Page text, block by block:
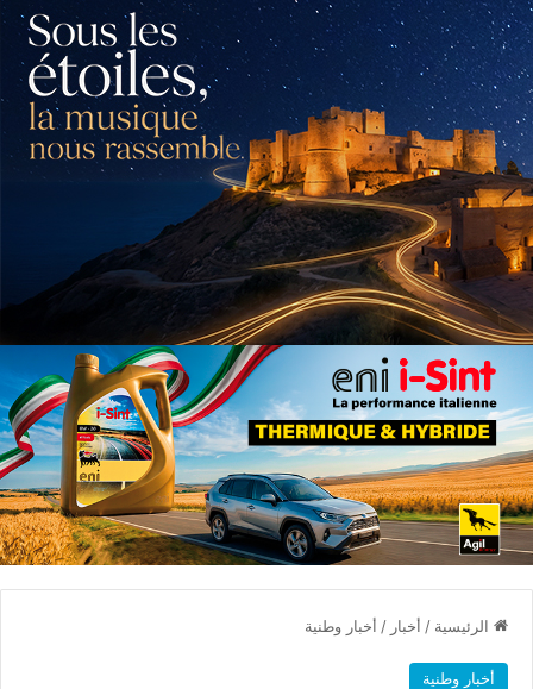
الرئيسية / أخبار / أخبار وطنية
أخبار وطنية